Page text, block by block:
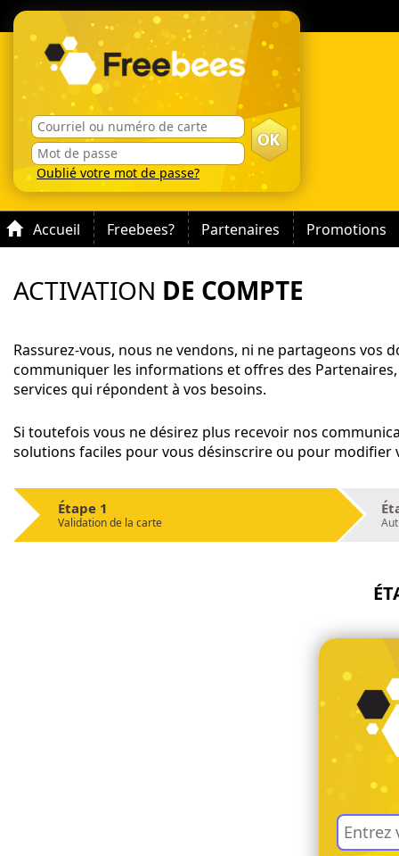
Oublié votre mot de passe?
Accueil Freebees? Partenaires Promotions
ACTIVATION DE COMPTE
Rassurez-vous, nous ne vendons, ni ne partageons
communiquer les informations et offres des
services qui répondent à vos besoins.
Si toutefois vous ne désirez plus recevoir nos
solutions faciles pour vous désinscrire ou pour modifier
Étape 1
Validation de la carte